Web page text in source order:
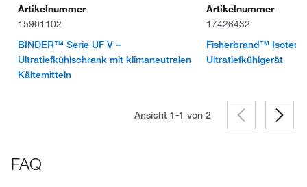
Artikelnummer
15901102
BINDER™ Serie UF V –
Ultratiefkühlschrank mit klimaneutralen
Kältemitteln
Artikelnummer
17426432
Fisherbrand™
Ultratiefkühlgerät
Ansicht 1-1 von 2
FAQ